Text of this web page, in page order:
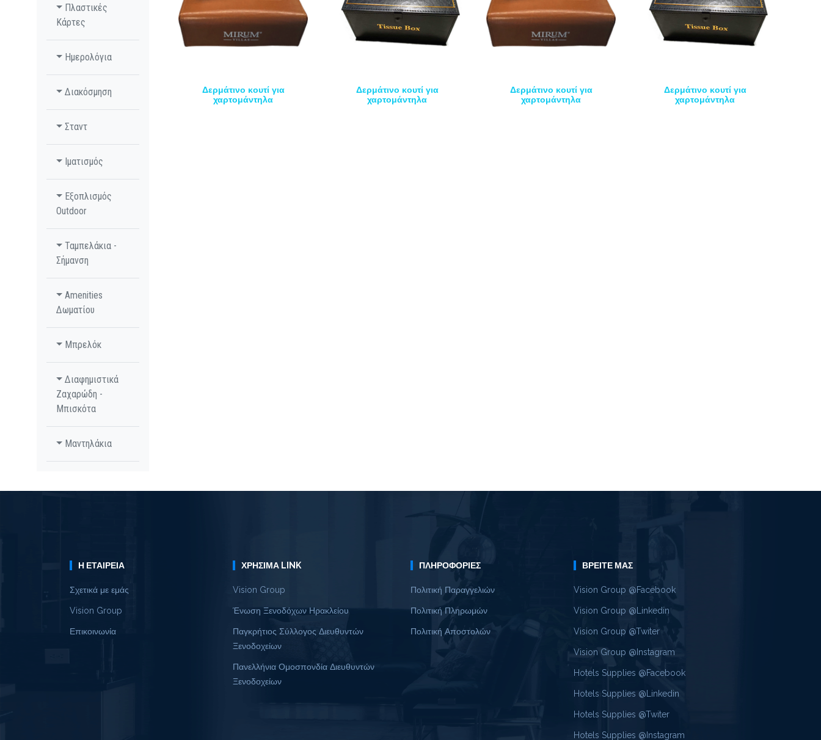
Πλαστικές
Κάρτες
Ημερολόγια
Διακόσμηση
Σταντ
Ιματισμός
Εξοπλισμός
Outdoor
Ταμπελάκια -
Σήμανση
Amenities
Δωματίου
Μπρελόκ
Διαφημιστικά
Ζαχαρώδη -
Μπισκότα
Μαντηλάκια
Δερμάτινο κουτί για
χαρτομάντηλα
Δερμάτινο κουτί για
χαρτομάντηλα
Δερμάτινο κουτί για
χαρτομάντηλα
Δερμάτινο κουτί για
χαρτομάντηλα
Η ΕΤΑΙΡΕΊΑ
Σχετικά με εμάς
Vision Group
Επικοινωνία
ΧΡΉΣΙΜΑ LINK
Vision Group
Ένωση Ξενοδόχων Ηρακλείου
Παγκρήτιος Σύλλογος Διευθυντών
Ξενοδοχείων
Πανελλήνια Ομοσπονδία Διευθυντών
Ξενοδοχείων
ΠΛΗΡΟΦΟΡΊΕΣ
Πολιτική Παραγγελιών
Πολιτική Πληρωμών
Πολιτική Αποστολών
ΒΡΕΊΤΕ ΜΑΣ
Vision Group @Facebook
Vision Group @Linkedin
Vision Group @Twiter
Vision Group @Instagram
Hotels Supplies @Facebook
Hotels Supplies @Linkedin
Hotels Supplies @Twiter
Hotels Supplies @Instagram